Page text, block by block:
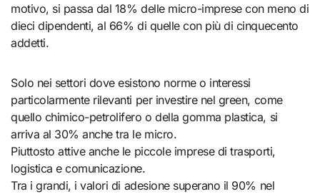
motivo, si passa dal 18% delle micro-imprese con meno di
dieci dipendenti, al 66% di quelle con più di cinquecento
addetti.
Solo nei settori dove esistono norme o interessi
particolarmente rilevanti per investire nel green, come
quello chimico-petrolifero o della gomma plastica, si
arriva al 30% anche tra le micro.
Piuttosto attive anche le piccole imprese di trasporti,
logistica e comunicazione.
Tra i grandi, i valori di adesione superano il 90% nel